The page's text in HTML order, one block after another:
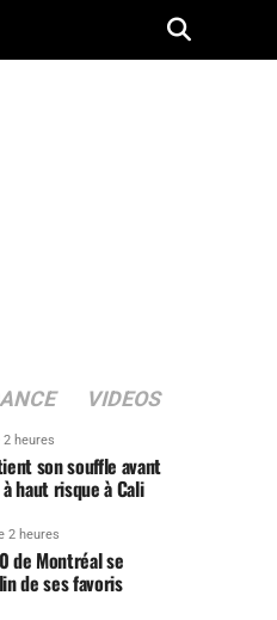
VIDEOS
2 heures
son souffle avant
haut risque à Cali
2 heures
de Montréal se
de ses favoris